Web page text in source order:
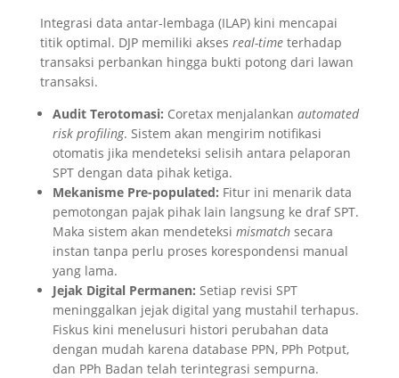
Integrasi data antar-lembaga (ILAP) kini mencapai
titik optimal. DJP memiliki akses real-timeterhadap
transaksi perbankan hingga bukti potong dari lawan
transaksi.
Audit Terotomasi: Coretax menjalankan automated
risk profiling. Sistem akan mengirim notifikasi
otomatis jika mendeteksi selisih antara pelaporan
SPT dengan data pihak ketiga.
Mekanisme Pre-populated: Fitur ini menarik data
pemotongan pajak pihak lain langsung ke draf SPT.
Maka sistem akan mendeteksi mismatchsecara
instan tanpa perlu proses korespondensi manual
yang lama.
Jejak Digital Permanen: Setiap revisi SPT
meninggalkan jejak digital yang mustahil terhapus.
Fiskus kini menelusuri histori perubahan data
dengan mudah karena database PPN, PPh Potput,
dan PPh Badan telah terintegrasi sempurna.